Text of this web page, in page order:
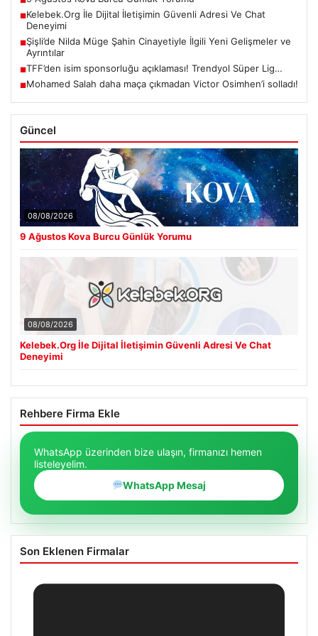
■Kelebek.Org İle Dijital İletişimin Güvenli Adresi Ve Chat
Deneyimi
■Şişli’de Nilda Müge Şahin Cinayetiyle İlgili Yeni Gelişmeler ve
Ayrıntılar
■TFF’den isim sponsorluğu açıklaması! Trendyol Süper Lig…
■Mohamed Salah daha maça çıkmadan Victor Osimhen’i solladı!
Güncel
08/08/2026
9 Ağustos Kova Burcu Günlük Yorumu
08/08/2026
Kelebek.Org İle Dijital İletişimin Güvenli Adresi Ve Chat
Deneyimi
Rehbere Firma Ekle
WhatsApp üzerinden bize ulaşın, firmanızı hemen
listeleyelim.
WhatsApp Mesaj
Son Eklenen Firmalar